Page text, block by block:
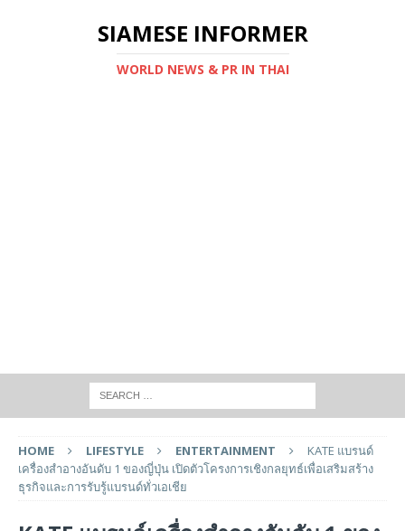
SIAMESE INFORMER
WORLD NEWS & PR IN THAI
HOME LIFESTYLE ENTERTAINMENT
KATE แบรนด์
เครื่องสำอางอันดับ 1 ของญี่ปุ่น เปิดตัวโครงการเชิงกลยุทธ์เพื่อเสริมสร้าง
ธุรกิจและการรับรู้แบรนด์ทั่วเอเชีย